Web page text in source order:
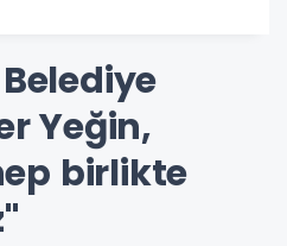
Yeğin,
birlikte